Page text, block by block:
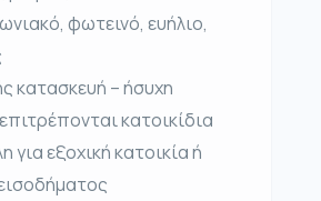
φωτεινό, ευήλιο,
κατασκευή – ήσυχη
κατοικίδια
για εξοχική κατοικία ή